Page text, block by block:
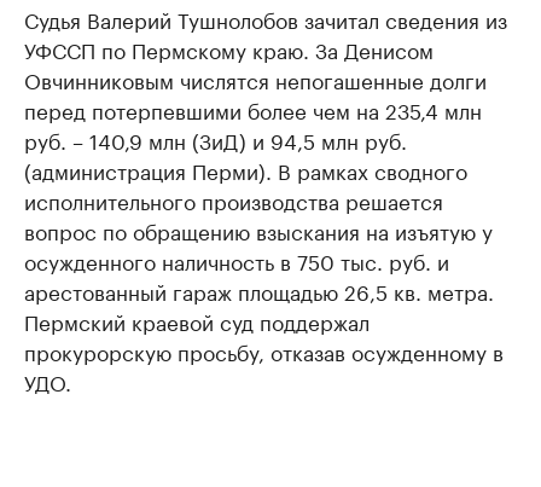
Судья Валерий Тушнолобов зачитал сведения из
УФССП по Пермскому краю. За Денисом
Овчинниковым числятся непогашенные долги
перед потерпевшими более чем на 235,4 млн
руб. – 140,9 млн (ЗиД) и 94,5 млн руб.
(администрация Перми). В рамках сводного
исполнительного производства решается
вопрос по обращению взыскания на изъятую у
осужденного наличность в 750 тыс. руб. и
арестованный гараж площадью 26,5 кв. метра.
Пермский краевой суд поддержал
прокурорскую просьбу, отказав осужденному в
УДО.